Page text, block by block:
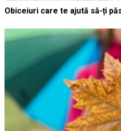
Obiceiuri care te ajută să-ți